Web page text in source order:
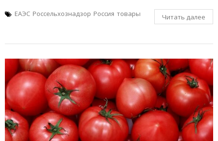
ЕАЭС Россельхознадзор Россия товары Читать далее